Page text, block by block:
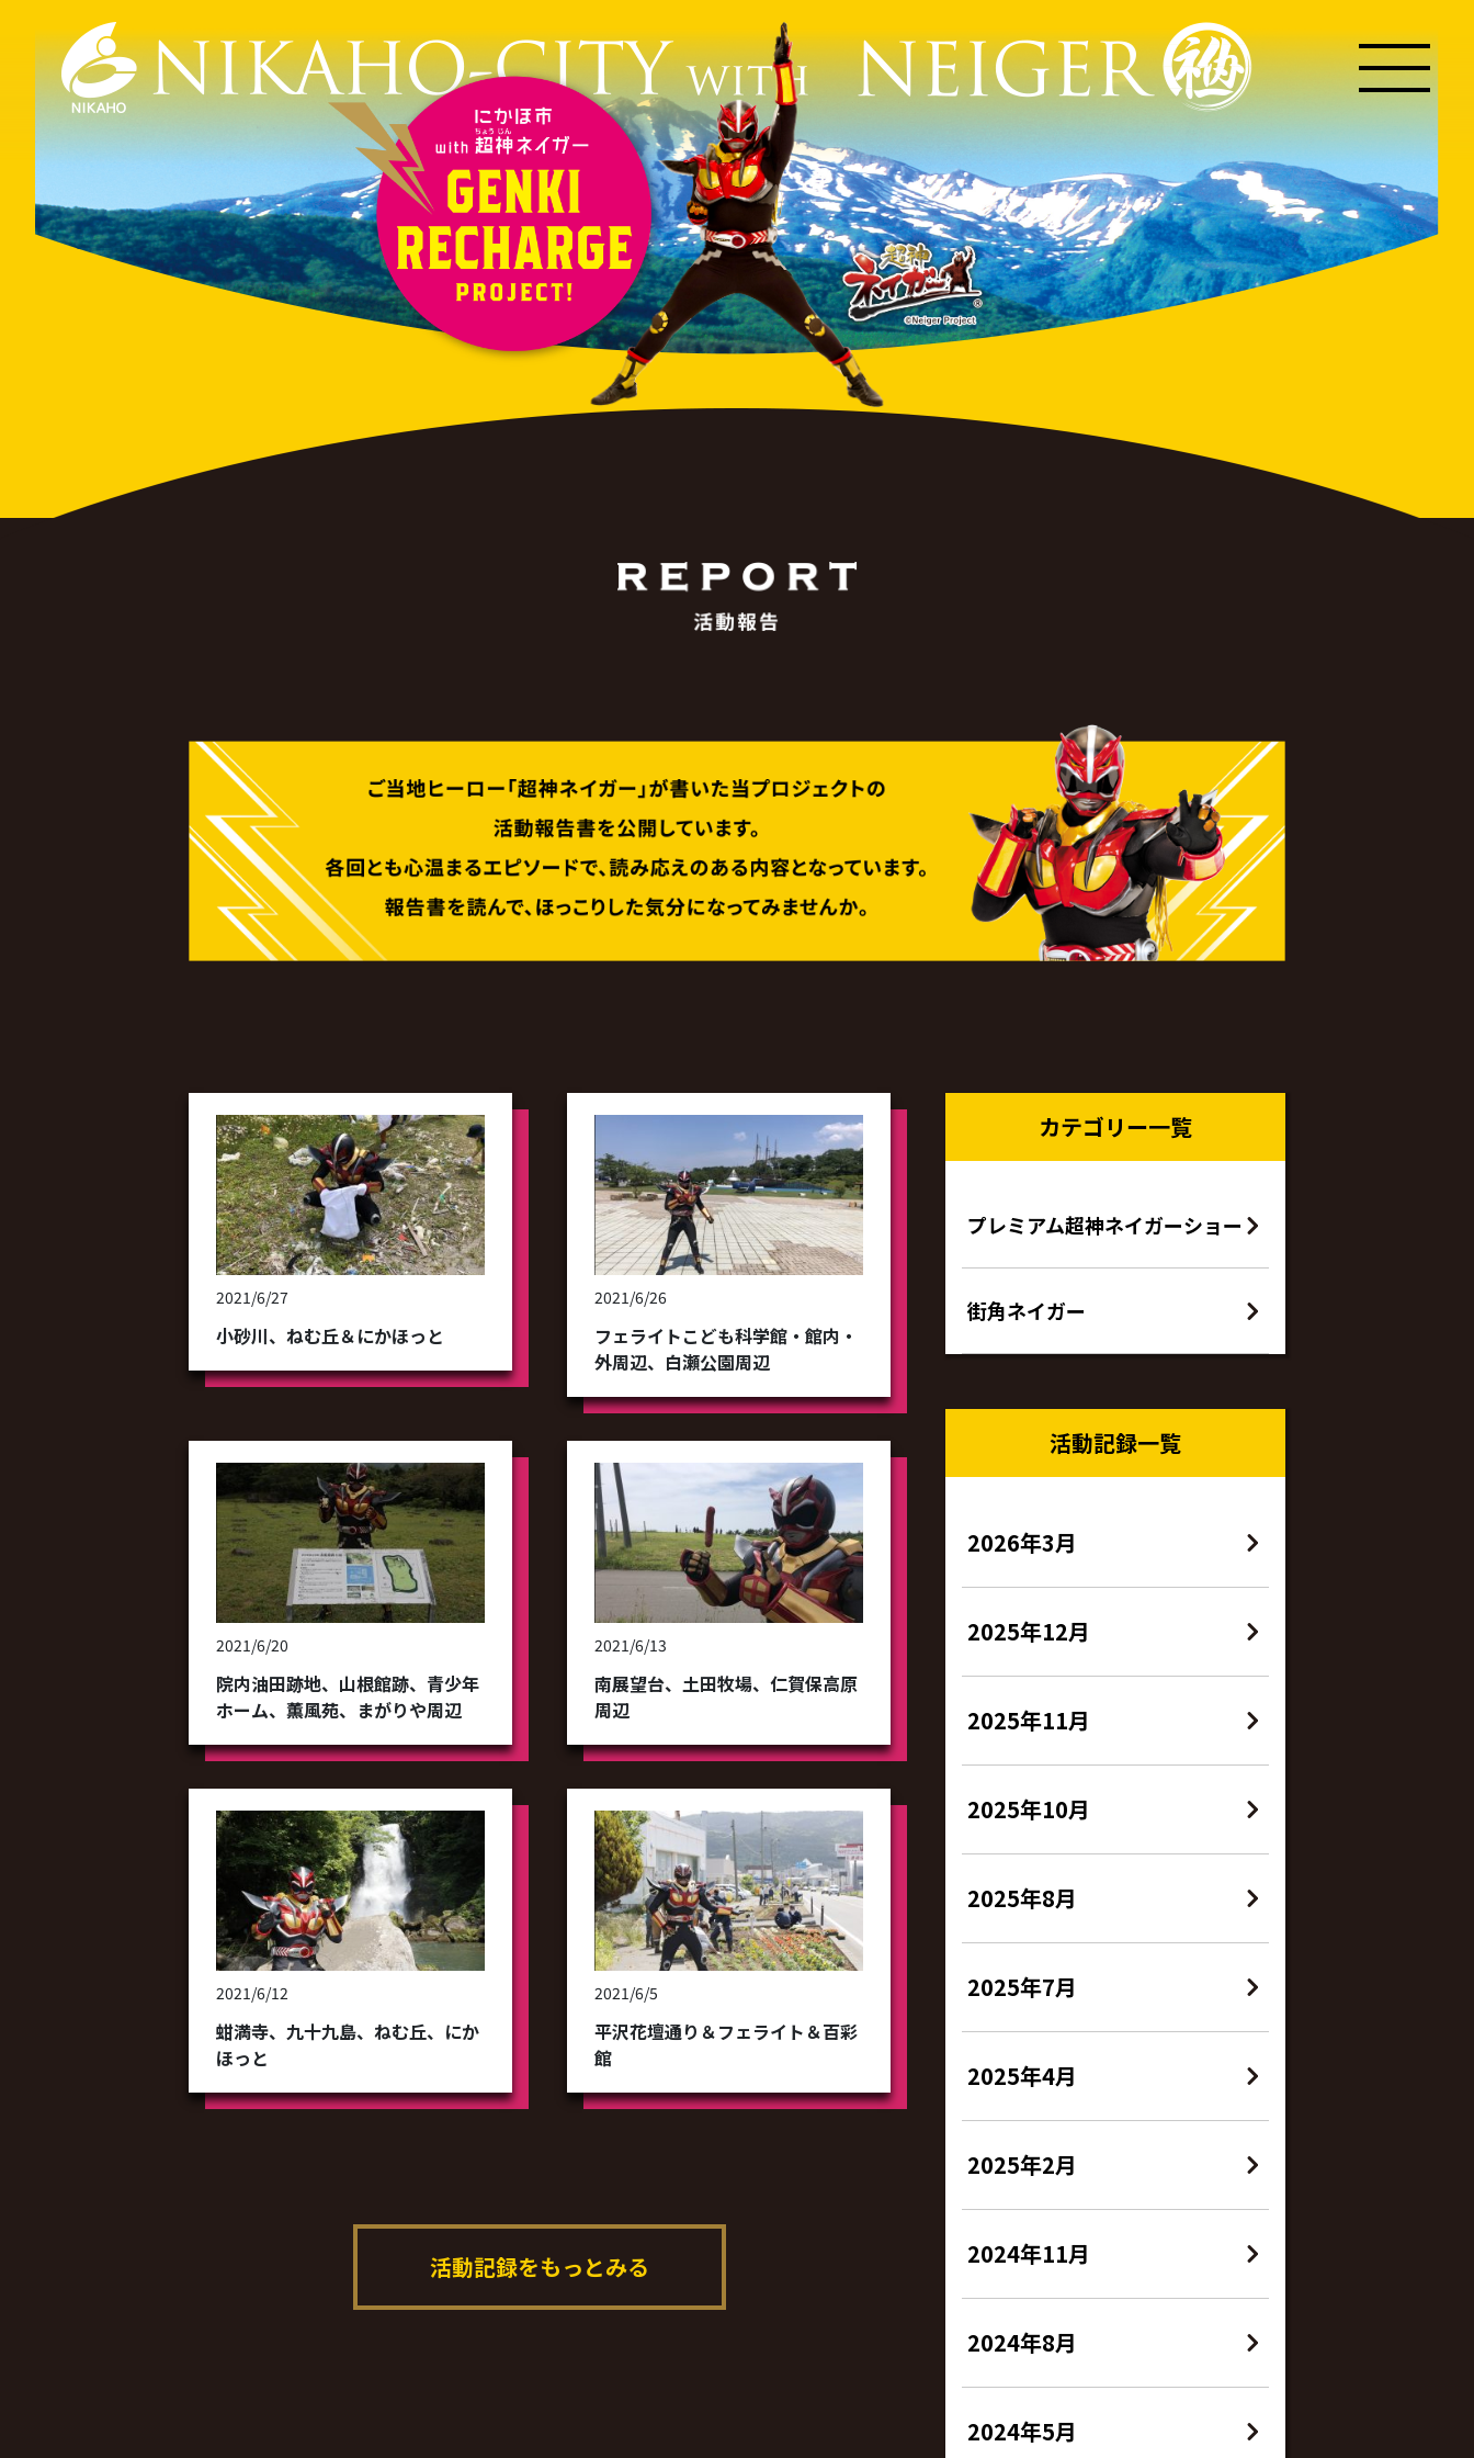
2021/6/27
小砂川、ねむ丘＆にかほっと
2021/6/26
フェライトこども科学館・館内・
外周辺、白瀬公園周辺
2021/6/20
院内油田跡地、山根館跡、青少年
ホーム、薫風苑、まがりや周辺
2021/6/13
南展望台、土田牧場、仁賀保高原
周辺
2021/6/12
蚶満寺、九十九島、ねむ丘、にか
ほっと
2021/6/5
平沢花壇通り＆フェライト＆百彩
館
活動記録をもっとみる
カテゴリー一覧
プレミアム超神ネイガーショー
街角ネイガー
活動記録一覧
2026年3月
2025年12月
2025年11月
2025年10月
2025年8月
2025年7月
2025年4月
2025年2月
2024年11月
2024年8月
2024年5月